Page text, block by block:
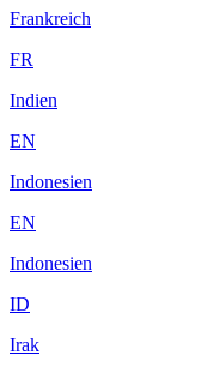
Frankreich
FR
Indien
EN
Indonesien
EN
Indonesien
ID
Irak